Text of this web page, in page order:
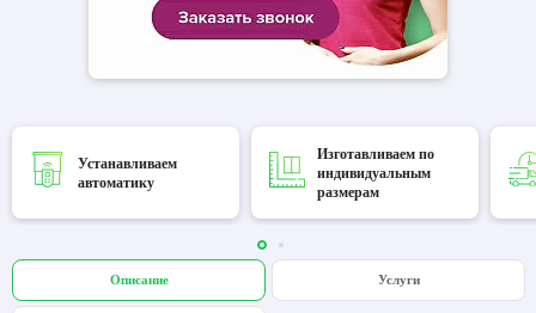
Устанавливаем
автоматику
Изготавливаем по
индивидуальным
размерам
Описание Услуги